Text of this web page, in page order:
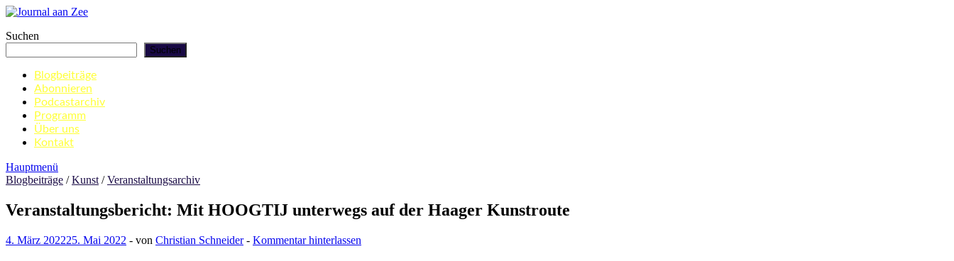
Zum
springen
Journal aan Zee
Suchen
Suchen
Blogbeiträge
Abonnieren
Podcastarchiv
Programm
Über uns
Kontakt
Hauptmenü
Blogbeiträge /Kunst /Veranstaltungsarchiv
Veranstaltungsbericht: Mit HOOGTIJ unterwegs auf der Haager Kunstroute
4. März 202225. Mai 2022 - von Christian Schneider- Kommentar hinterlassen